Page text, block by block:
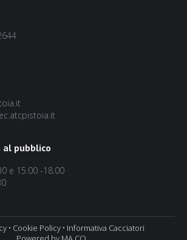
pubblico
e 15.00 -18.00
• Cookie Policy• Informativa Cacciatori